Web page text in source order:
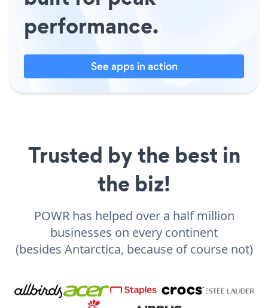
performance.
See apps in action
Trusted by the best in
the biz!
POWR has helped over a half million
businesses on every continent
(besides Antarctica, because of course not)